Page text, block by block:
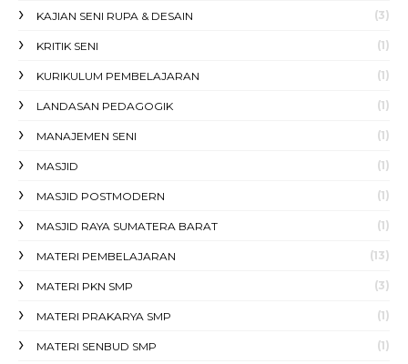
KAJIAN SENI RUPA & DESAIN (3)
KRITIK SENI (1)
KURIKULUM PEMBELAJARAN (1)
LANDASAN PEDAGOGIK (1)
MANAJEMEN SENI (1)
MASJID (1)
MASJID POSTMODERN (1)
MASJID RAYA SUMATERA BARAT (1)
MATERI PEMBELAJARAN (13)
MATERI PKN SMP (3)
MATERI PRAKARYA SMP (1)
MATERI SENBUD SMP (1)